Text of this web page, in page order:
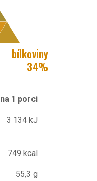
bílkoviny
34%
na 1 porci
3 134 kJ
749 kcal
55,3 g